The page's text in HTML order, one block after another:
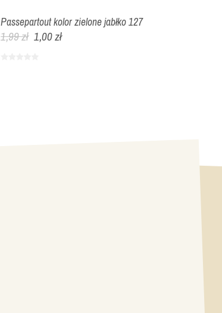
Passepartout kolor zielone jabłko 127
1,99 zł 1,00 zł